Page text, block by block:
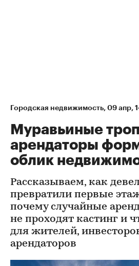
Городская недвижимость 09 апр,
Муравьиные
арендаторы
облик
Рассказываем, как
превратили первые
почему случайные
не проходят кастинг и
для жителей,
арендаторов